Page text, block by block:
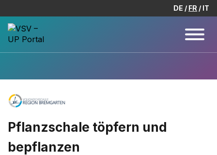
DE FR IT
Pflanzschale töpfern und
bepflanzen